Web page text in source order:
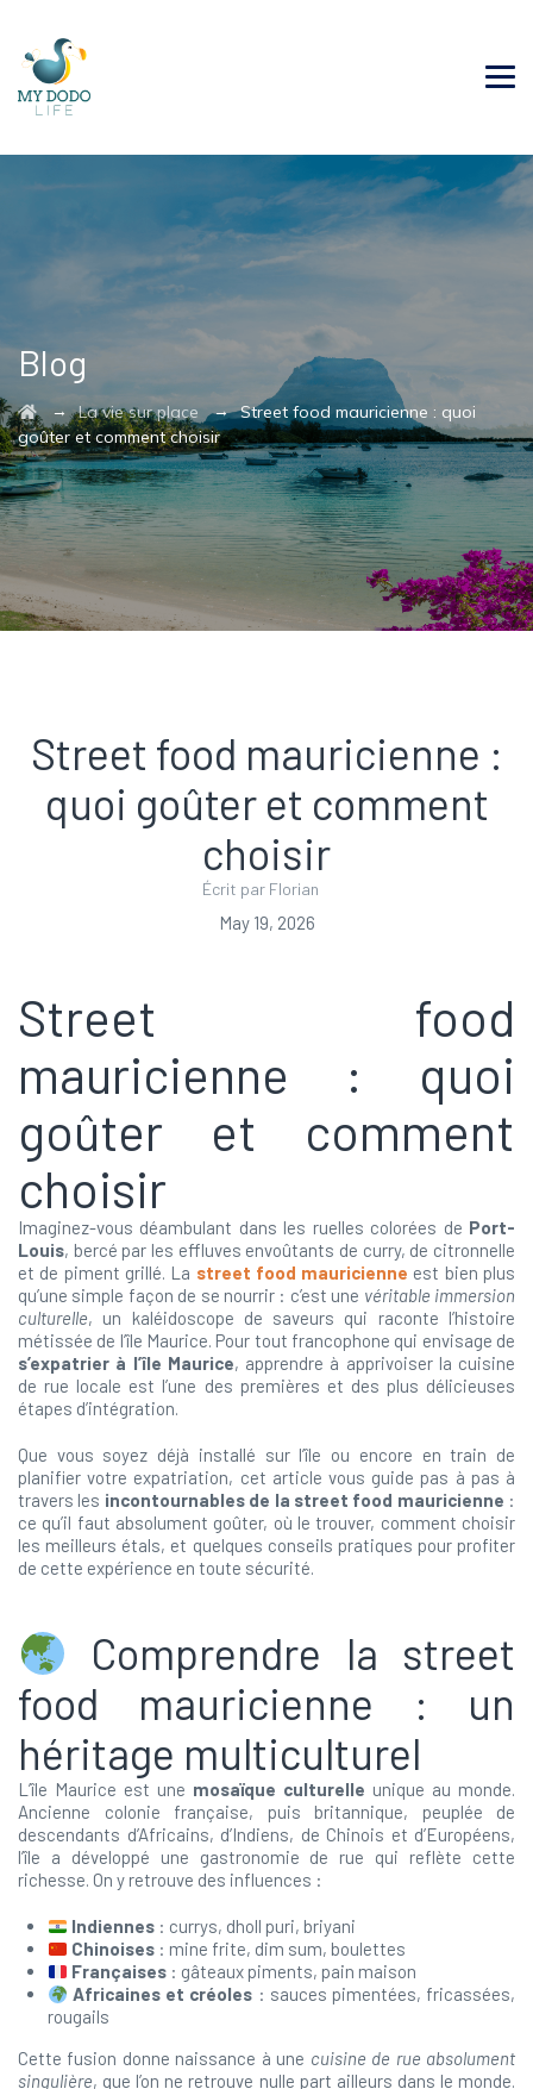
Blog
→La vie sur place →Street food mauricienne : quoi
goûter et comment choisir
Street food mauricienne :
quoi goûter et comment
choisir
Écrit par Florian
May 19, 2026
Street food
mauricienne : quoi
goûter et comment
choisir
Imaginez-vous déambulant dans les ruelles colorées de Port-
Louis, bercé par les effluves envoûtants de curry, de citronnelle
et de piment grillé. La street food mauricienne est bien plus
qu’une simple façon de se nourrir : c’est une véritable immersion
culturelle, un kaléidoscope de saveurs qui raconte l’histoire
métissée de l’île Maurice. Pour tout francophone qui envisage de
s’expatrier à l’île Maurice, apprendre à apprivoiser la cuisine
de rue locale est l’une des premières et des plus délicieuses
étapes d’intégration.
Que vous soyez déjà installé sur l’île ou encore en train de
planifier votre expatriation, cet article vous guide pas à pas à
travers les incontournables de la street food mauricienne :
ce qu’il faut absolument goûter, où le trouver, comment choisir
les meilleurs étals, et quelques conseils pratiques pour profiter
de cette expérience en toute sécurité.
Comprendre la street
food mauricienne : un
héritage multiculturel
L’île Maurice est une mosaïque culturelle unique au monde.
Ancienne colonie française, puis britannique, peuplée de
descendants d’Africains, d’Indiens, de Chinois et d’Européens,
l’île a développé une gastronomie de rue qui reflète cette
richesse. On y retrouve des influences :
Indiennes : currys, dholl puri, briyani
Chinoises : mine frite, dim sum, boulettes
Françaises : gâteaux piments, pain maison
Africaines et créoles : sauces pimentées, fricassées,
rougails
Cette fusion donne naissance à une cuisine de rue absolument
singulière, que l’on ne retrouve nulle part ailleurs dans le monde.